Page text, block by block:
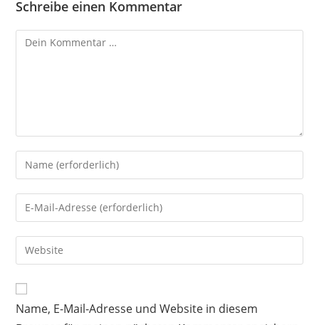
Schreibe einen Kommentar
Kommentar
Gib
deinen
Namen
oder
zum
Kommentieren
ein
Gib
deine
E-
Mail-
zum
Kommentieren
Gib
deine
Website-
URL
ein
Name, E-Mail-Adresse und Website in diesem